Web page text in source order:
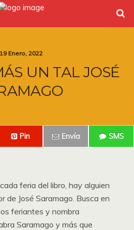
19 Enero, 2022
UN TAL JOSÉ
Pin Envía SMS
feria del libro, hay alguien
de José Saramago. Busca en
feriantes y nombra
Saramago y más que